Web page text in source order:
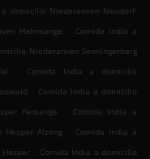
a domicilio Niederanven Neudorf-
Helmsange . Comida India a
Niederanven Senningerberg
.
Comida India a domicilio
. Comida India a domicilio
Fentange .
Comida India a
Alzeng . Comida India a
. Comida India a domicilio